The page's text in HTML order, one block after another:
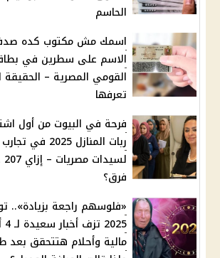
الحاسم
اسمك مش مكتوب كده
الاسم على سطرين في
القومي المصرية – الحقيقة
تعرفها
فرحة في البيوت من أول
ربات المنازل
فرق؟
«فلوسهم راجعة بزيادة»..
مالية وأحلام هتتحقق بعد